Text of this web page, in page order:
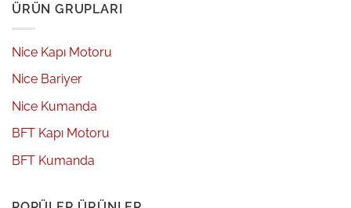
ÜRÜN GRUPLARI
Nice Kapı Motoru
Nice Bariyer
Nice Kumanda
BFT Kapı Motoru
BFT Kumanda